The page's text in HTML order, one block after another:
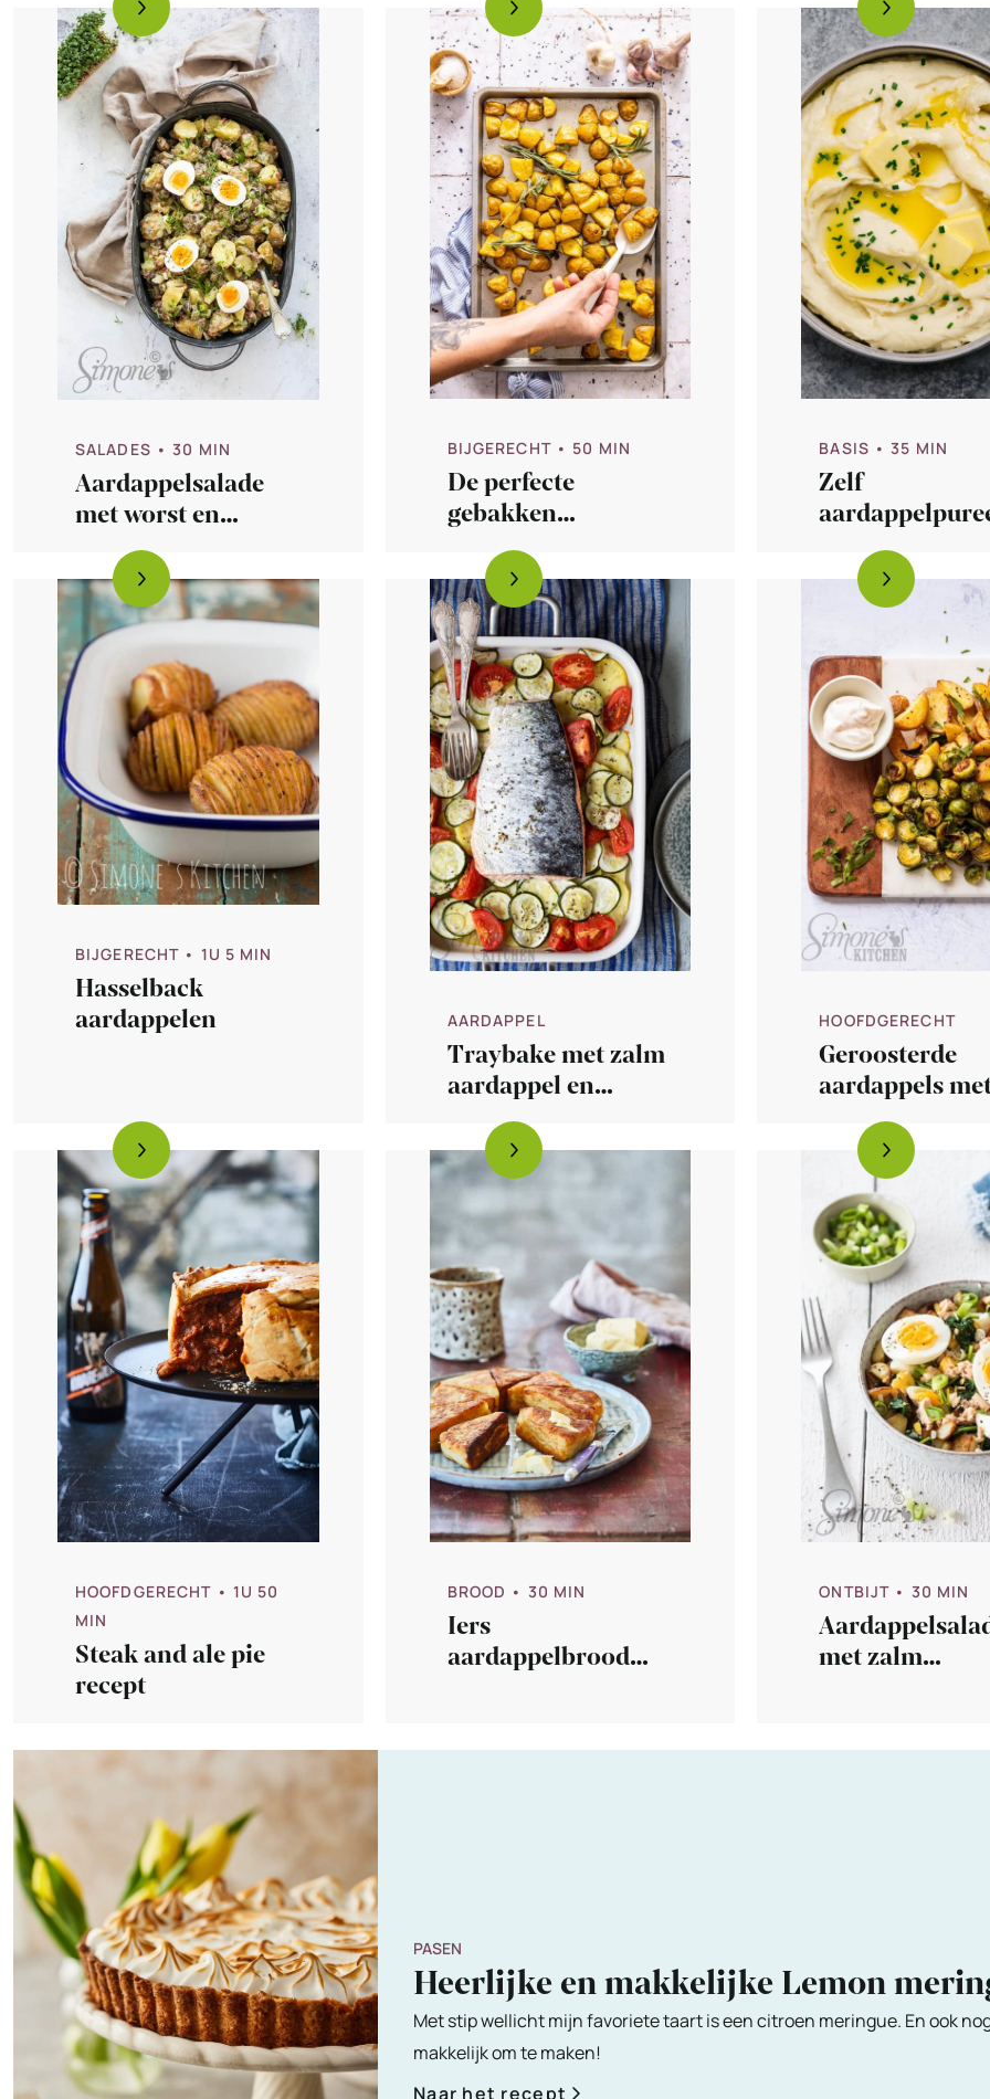
SALADES • 30 MIN
Aardappelsalade
met worst en
ananas
BIJGERECHT • 50 MIN
De perfecte
gebakken
aardappels
BASIS • 35 MIN
Zelf
maken – zo
dat!
BIJGERECHT • 1U 5 MIN
Hasselback
aardappelen
AARDAPPEL
Traybake met zalm
aardappel en
courgette
HOOFDGERECHT
Geroosterde
aardappels
spruitjes
HOOFDGERECHT • 1U 50
MIN
Steak and ale pie
recept
BROOD • 30 MIN
Iers
aardappelbrood
ONTBIJT • 30 MIN
met zalm
PASEN
Heerlijke en makkelijke Lemon
Met stip wellicht mijn favoriete taart is een citroen meringue. En ook
makkelijk om te maken!
Naar het recept